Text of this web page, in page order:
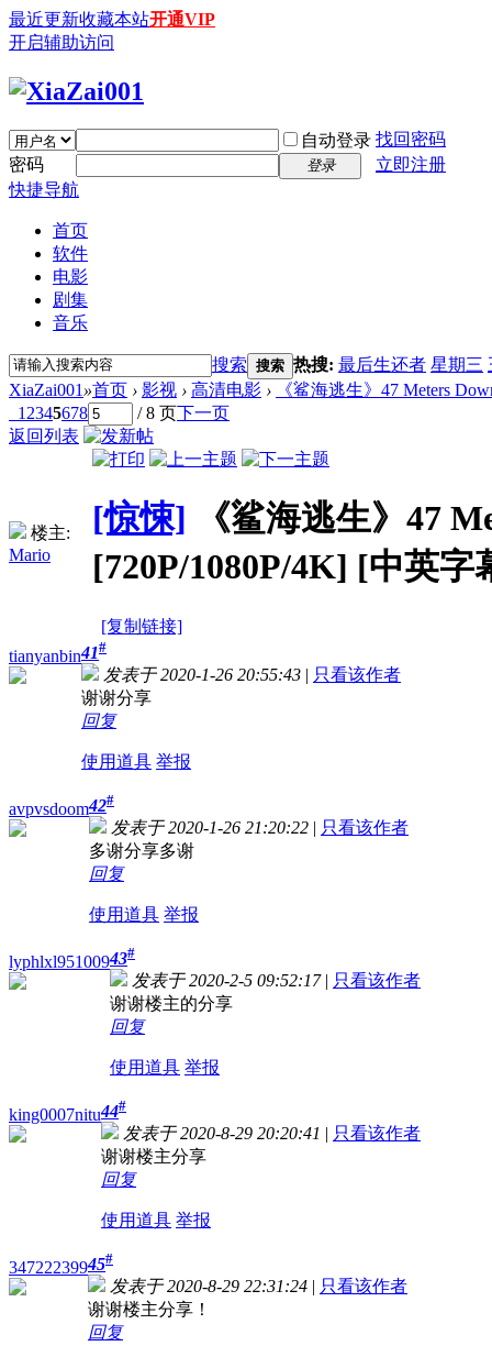
最近更新收藏本站开通VIP
开启辅助访问
自动登录 找回密码
密码
登录
立即注册
快捷导航
首页
软件
电影
剧集
音乐
搜索 搜索 热搜: 最后生还者 星期三
XiaZai001 »首页 › 影视 › 高清电影 ›
《鲨海逃生》47 Meters
1 2345678 / 8 页下一页
返回列表
楼主:
Mario
[惊悚]
《鲨海逃生》47
[720P/1080P/4K] [中英字
[复制链接]
tianyanbin41#
发表于 2020-1-26 20:55:43 | 只看该作者
谢谢分享
回复
使用道具 举报
avpvsdoom42#
发表于 2020-1-26 21:20:22 | 只看该作者
多谢分享多谢
回复
使用道具 举报
lyphlxl95100943#
发表于 2020-2-5 09:52:17 | 只看该作者
谢谢楼主的分享
回复
使用道具 举报
king0007nitu44#
发表于 2020-8-29 20:20:41 | 只看该作者
谢谢楼主分享
回复
使用道具 举报
34722239945#
发表于 2020-8-29 22:31:24 | 只看该作者
谢谢楼主分享！
回复